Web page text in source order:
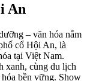
An
– văn hóa nằm
cổ Hội An, là
tại Việt Nam.
xanh, cùng du lịch
bền vững. Show